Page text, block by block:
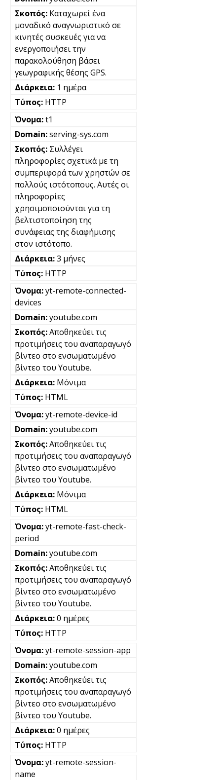
Καταχωρεί ένα
μοναδικό αναγνωριστικό σε
κινητές συσκευές για να
ενεργοποιήσει την
παρακολούθηση βάσει
γεωγραφικής θέσης GPS.
1 ημέρα
HTTP
t1
serving-sys.com
Συλλέγει
πληροφορίες σχετικά με τη
συμπεριφορά των χρηστών σε
πολλούς ιστότοπους. Αυτές οι
πληροφορίες
χρησιμοποιούνται για τη
βελτιστοποίηση της
συνάφειας της διαφήμισης
στον ιστότοπο.
3 μήνες
HTTP
yt-remote-connected-
devices
youtube.com
Αποθηκεύει τις
προτιμήσεις του αναπαραγωγό
βίντεο στο ενσωματωμένο
βίντεο του Youtube.
Μόνιμα
HTML
yt-remote-device-id
youtube.com
Αποθηκεύει τις
προτιμήσεις του αναπαραγωγό
βίντεο στο ενσωματωμένο
βίντεο του Youtube.
Μόνιμα
HTML
yt-remote-fast-check-
period
youtube.com
Αποθηκεύει τις
προτιμήσεις του αναπαραγωγό
βίντεο στο ενσωματωμένο
βίντεο του Youtube.
0 ημέρες
HTTP
yt-remote-session-app
youtube.com
Αποθηκεύει τις
προτιμήσεις του αναπαραγωγό
βίντεο στο ενσωματωμένο
βίντεο του Youtube.
0 ημέρες
HTTP
yt-remote-session-
name